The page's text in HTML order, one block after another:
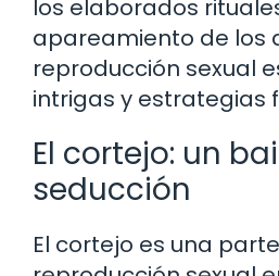
los elaborados
apareamiento de los
reproducción sexual
intrigas y estrategias
El cortejo: un
seducción
El cortejo es una